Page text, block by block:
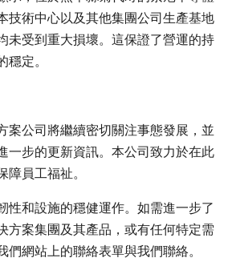
技術中心以及其他集團公司生產基地
未受到重大損壞。這保證了營運的持
穩定。
案公司將繼續密切關注事態發展，並
一步的更新資訊。本公司致力於在此
障員工福祉。
性和設施的穩健運作。如需進一步了
方案集團及其產品，或有任何特定需
們網站上的聯絡表單與我們聯絡。